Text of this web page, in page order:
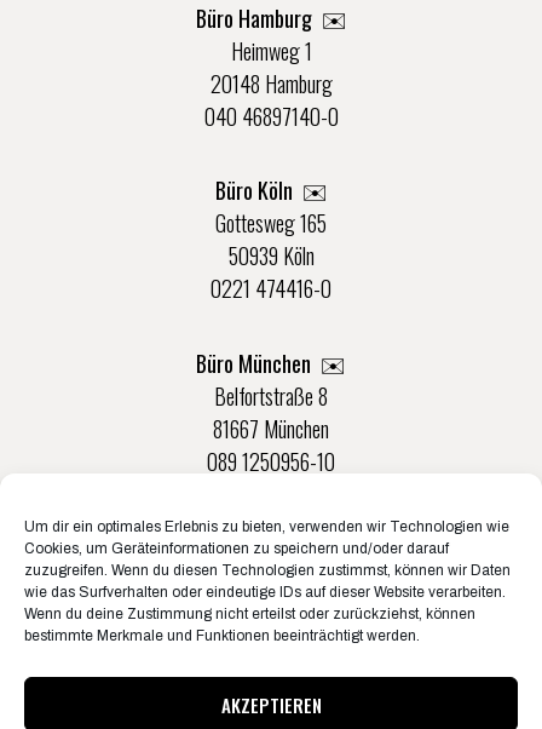
Um dir ein optimales Erlebnis zu bieten, verwenden wir Technologien wie
Cookies, um Geräteinformationen zu speichern und/oder darauf
zuzugreifen. Wenn du diesen Technologien zustimmst, können wir Daten
wie das Surfverhalten oder eindeutige IDs auf dieser Website verarbeiten.
Wenn du deine Zustimmung nicht erteilst oder zurückziehst, können
bestimmte Merkmale und Funktionen beeinträchtigt werden.
AKZEPTIEREN
Büro Hamburg ✉️
Heimweg 1
20148 Hamburg
040 46897140-0
Büro Köln ✉️
Gottesweg 165
50939 Köln
0221 474416-0
Büro München ✉️
Belfortstraße 8
81667 München
089 1250956-10
Büro Münster ✉️
Rudolf-Von-Langen-Str. 42
48147 Münster
0251 20132-0